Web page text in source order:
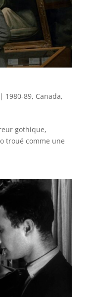
1980-89, Canada,
gothique,
troué comme une